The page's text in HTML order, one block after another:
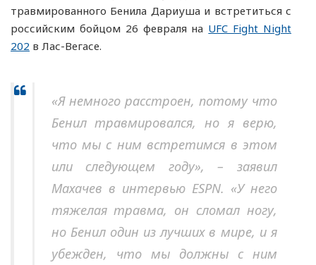
травмированного Бенила Дариуша и встретиться с
российским бойцом 26 февраля на UFC Fight Night
202 в Лас-Вегасе.
«Я немного расстроен, потому что
Бенил травмировался, но я верю,
что мы с ним встретимся в этом
или следующем году», – заявил
Махачев в интервью ESPN. «У него
тяжелая травма, он сломал ногу,
но Бенил один из лучших в мире, и я
убежден, что мы должны с ним